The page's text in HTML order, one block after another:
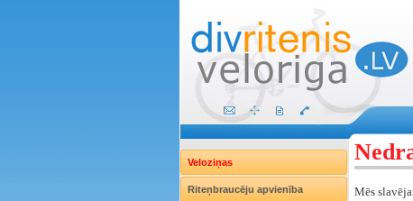
Veloziņas
Riteņbraucēju apvienība
Mēs